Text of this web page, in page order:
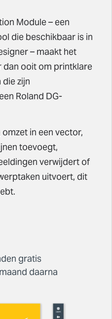
Module – een
die beschikbaar is in
– maakt het
dan ooit om printklare
zijn
Roland DG-
in een vector,
toevoegt,
verwijdert of
uitvoert, dit
gratis
daarna